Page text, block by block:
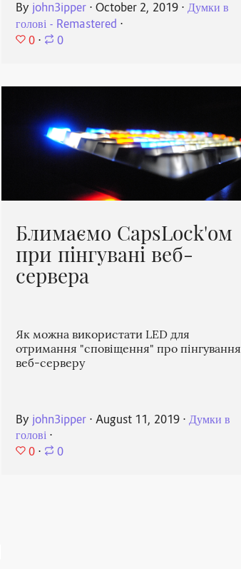
By john3ipper ⋅October 2, 2019 ⋅Думки в
голові - Remastered ⋅
0 ⋅ 0
Блимаємо CapsLock'ом
при пінгувані веб-
сервера
Як можна використати LED для
отримання "сповіщення" про пінгування
веб-серверу
By john3ipper ⋅August 11, 2019 ⋅Думки в
голові ⋅
0 ⋅ 0